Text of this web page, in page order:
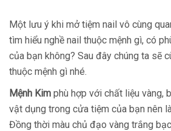
Một lưu ý khi mở tiệm nail vô cùng
tìm hiểu nghề nail thuộc mệnh gì, có
của bạn không? Sau đây chúng ta sẽ
thuộc mệnh gì nhé.
Mệnh Kim phù hợp với chất liệu vàng,
vật dụng trong cửa tiệm của bạn nên
Đồng thời màu chủ đạo vàng trắng